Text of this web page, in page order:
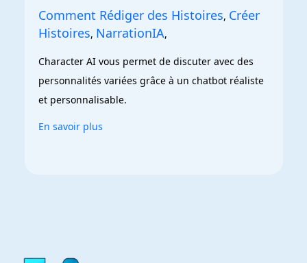
Comment Rédiger des Histoires, Créer
Histoires, NarrationIA,
Character AI vous permet de discuter avec des
personnalités variées grâce à un chatbot réaliste
et personnalisable.
En savoir plus